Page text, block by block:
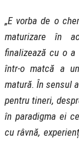
„E vorba de o
maturizare în
finalizează cu o a
într-o matcă a
matură. În sensul
pentru tineri,
în paradigma ei
cu râvnă,